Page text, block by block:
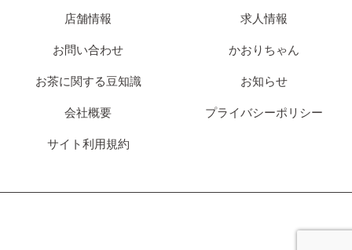
店舗情報 求人情報
お問い合わせ かおりちゃん
お茶に関する豆知識 お知らせ
会社概要 プライバシーポリシー
サイト利用規約